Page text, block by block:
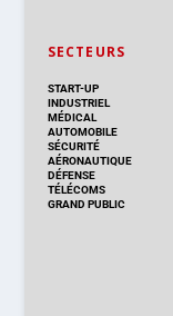
SECTEURS
START-UP
INDUSTRIEL
MÉDICAL
AUTOMOBILE
SÉCURITÉ
AÉRONAUTIQUE
DÉFENSE
TÉLÉCOMS
GRAND PUBLIC